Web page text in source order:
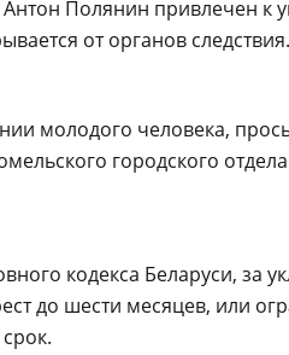
Полянин привлечен к
от органов
молодого человека,
городского
кодекса Беларуси, за
до шести месяцев, или